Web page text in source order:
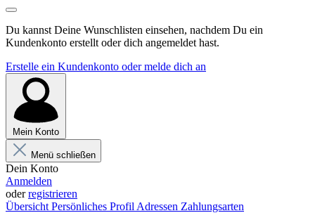
Du kannst Deine Wunschlisten einsehen, nachdem Du ein
Kundenkonto erstellt oder dich angemeldet hast.
Erstelle ein Kundenkonto oder melde dich an
Mein Konto
Menü schließen
Dein Konto
Anmelden
oderregistrieren
Übersicht Persönliches Profil Adressen Zahlungsarten